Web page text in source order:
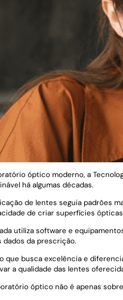
óptico moderno, a
há algumas décadas.
de lentes seguia padrões
de criar superfícies
utiliza software e
da prescrição.
que busca excelência e
a qualidade das lentes
óptico não é apenas